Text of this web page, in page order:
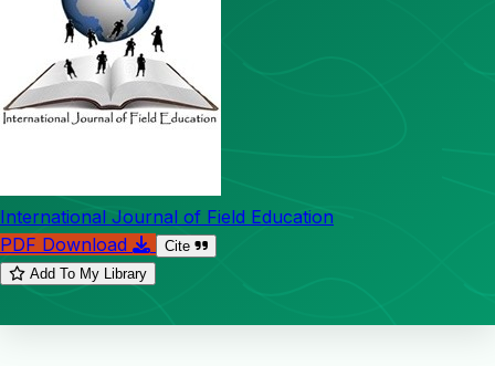
International Journal of Field Education
PDF Download
Cite
Add To My Library